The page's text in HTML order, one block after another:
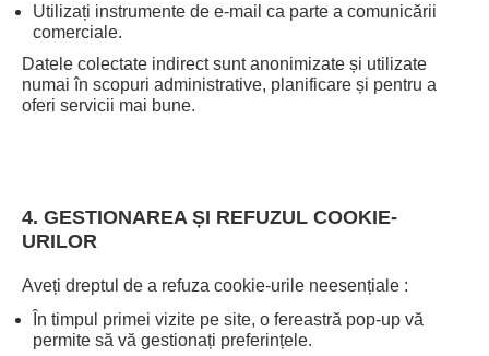
Utilizați instrumente de e-mail ca parte a comunicării
comerciale.
Datele colectate indirect sunt anonimizate și utilizate
numai în scopuri administrative, planificare și pentru a
oferi servicii mai bune.
4. GESTIONAREA ȘI REFUZUL COOKIE-
URILOR
Aveți dreptul de a refuza cookie-urile neesențiale :
În timpul primei vizite pe site, o fereastră pop-up vă
permite să vă gestionați preferințele.